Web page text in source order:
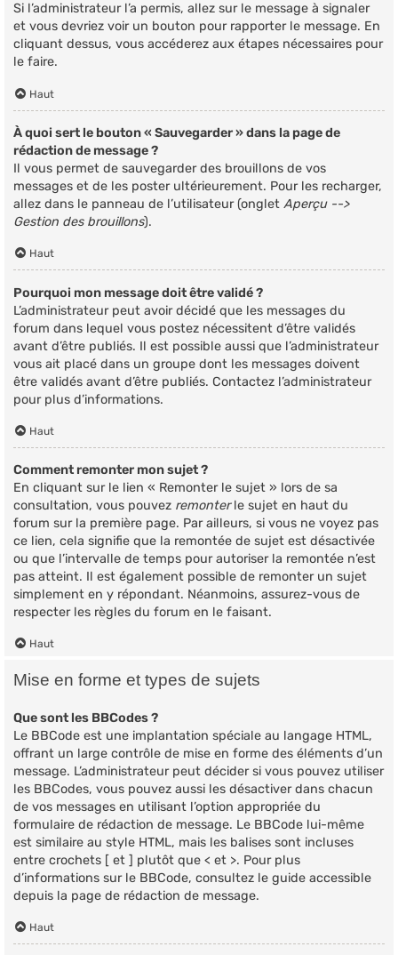
Si l’administrateur l’a permis, allez sur le message à signaler
et vous devriez voir un bouton pour rapporter le message. En
cliquant dessus, vous accéderez aux étapes nécessaires pour
le faire.
Haut
À quoi sert le bouton « Sauvegarder » dans la page de
rédaction de message ?
Il vous permet de sauvegarder des brouillons de vos
messages et de les poster ultérieurement. Pour les recharger,
allez dans le panneau de l’utilisateur (onglet Aperçu -->
Gestion des brouillons).
Haut
Pourquoi mon message doit être validé ?
L’administrateur peut avoir décidé que les messages du
forum dans lequel vous postez nécessitent d’être validés
avant d’être publiés. Il est possible aussi que l’administrateur
vous ait placé dans un groupe dont les messages doivent
être validés avant d’être publiés. Contactez l’administrateur
pour plus d’informations.
Haut
Comment remonter mon sujet ?
En cliquant sur le lien « Remonter le sujet » lors de sa
consultation, vous pouvez remonterle sujet en haut du
forum sur la première page. Par ailleurs, si vous ne voyez pas
ce lien, cela signifie que la remontée de sujet est désactivée
ou que l’intervalle de temps pour autoriser la remontée n’est
pas atteint. Il est également possible de remonter un sujet
simplement en y répondant. Néanmoins, assurez-vous de
respecter les règles du forum en le faisant.
Haut
Mise en forme et types de sujets
Que sont les BBCodes ?
Le BBCode est une implantation spéciale au langage HTML,
offrant un large contrôle de mise en forme des éléments d’un
message. L’administrateur peut décider si vous pouvez utiliser
les BBCodes, vous pouvez aussi les désactiver dans chacun
de vos messages en utilisant l’option appropriée du
formulaire de rédaction de message. Le BBCode lui-même
est similaire au style HTML, mais les balises sont incluses
entre crochets [ et ] plutôt que < et >. Pour plus
d’informations sur le BBCode, consultez le guide accessible
depuis la page de rédaction de message.
Haut